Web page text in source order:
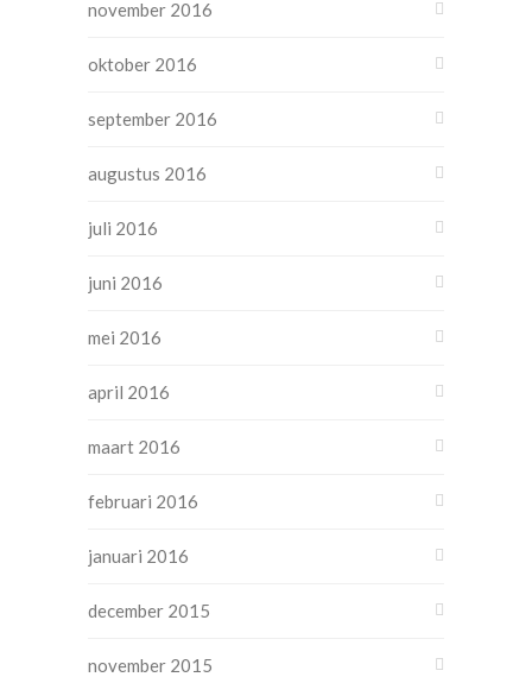
november 2016
oktober 2016
september 2016
augustus 2016
juli 2016
juni 2016
mei 2016
april 2016
maart 2016
februari 2016
januari 2016
december 2015
november 2015